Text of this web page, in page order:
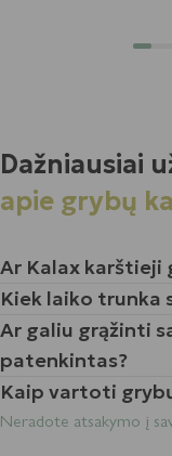
Dažniausiai
apie grybų
Ar Kalax karštieji
Kiek laiko trunka
Ar galiu grąžinti
patenkintas?
Kaip vartoti
Neradote atsakymo į